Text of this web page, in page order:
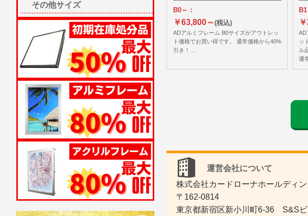
B0～：
￥63,800～(税込)
ADアルミフレーム B0サイズがアウトレッ
ト価格でお買い得です。 通常価格から40%
引き！…
B1
AD
ッ
ル
通
運営会社について
株式会社カードローナホールディン
〒162-0814
東京都新宿区新小川町6-36 S&Sビ
その他サイズ